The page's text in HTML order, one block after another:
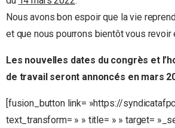
Nous avons bon espoir que la vie
et que nous pourrons bientôt vous revoir
Les nouvelles dates du congrès et
de travail seront annoncés en mars
[fusion_button link= »https://
text_transform= » » title= » » target=